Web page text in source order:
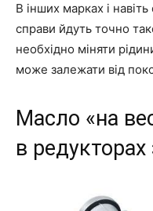
В інших марках і
справи йдуть точно
необхідно міняти
може залежати від
Масло «на
в